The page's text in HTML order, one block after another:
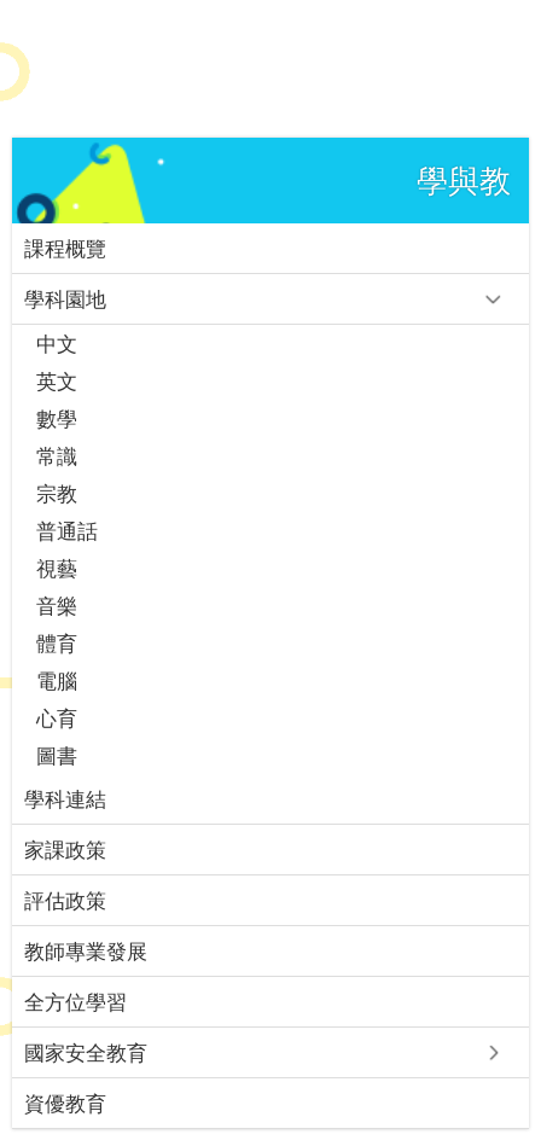
學與教
課程概覽
學科園地
中文
英文
數學
常識
宗教
普通話
視藝
音樂
體育
電腦
心育
圖書
學科連結
家課政策
評估政策
教師專業發展
全方位學習
國家安全教育
資優教育